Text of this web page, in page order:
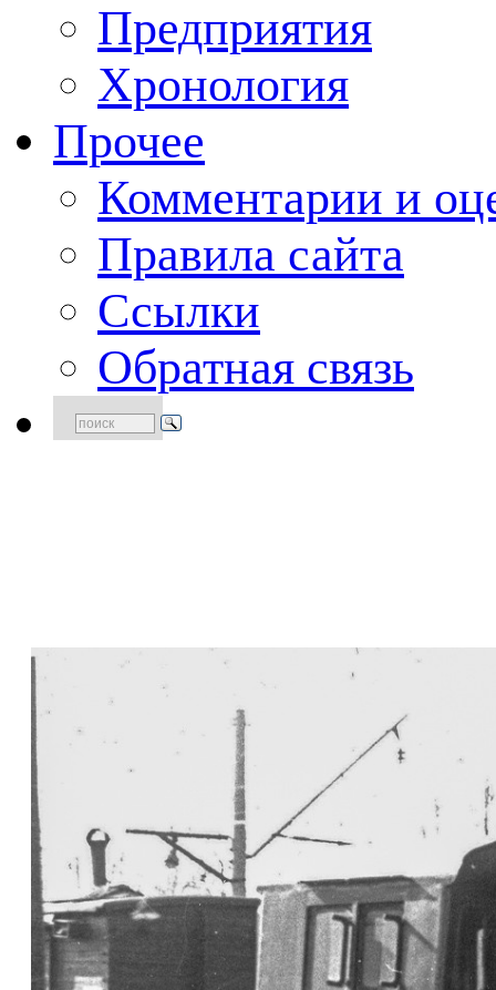
Предприятия
Хронология
Прочее
Комментарии и
Правила сайта
Ссылки
Обратная связь